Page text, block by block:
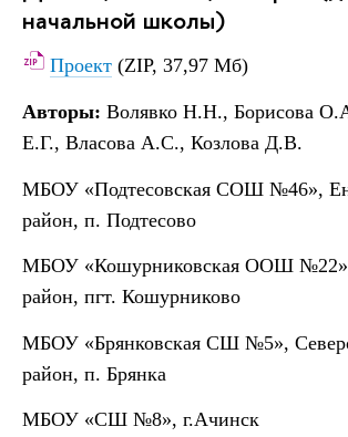
начальной школы)
Проект (ZIP, 37,97 Мб)
Авторы: Волявко Н.Н., Борисова
Е.Г., Власова А.С., Козлова Д.В.
МБОУ «Подтесовская СОШ №46»,
район, п. Подтесово
МБОУ «Кошурниковская ООШ №22»,
район, пгт. Кошурниково
МБОУ «Брянковская СШ №5»,
район, п. Брянка
МБОУ «СШ №8», г.Ачинск